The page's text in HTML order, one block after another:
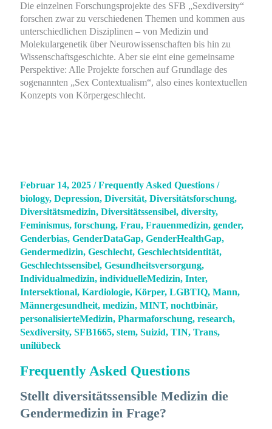
Die einzelnen Forschungsprojekte des SFB „Sexdiversity“
forschen zwar zu verschiedenen Themen und kommen aus
unterschiedlichen Disziplinen – von Medizin und
Molekulargenetik über Neurowissenschaften bis hin zu
Wissenschaftsgeschichte. Aber sie eint eine gemeinsame
Perspektive: Alle Projekte forschen auf Grundlage des
sogenannten „Sex Contextualism“, also eines kontextuellen
Konzepts von Körpergeschlecht.
Februar 14, 2025/Frequently Asked Questions /
biology,Depression,Diversität,Diversitätsforschung,
Diversitätsmedizin,Diversitätssensibel,diversity,
Feminismus,forschung,Frau,Frauenmedizin,gender,
Genderbias,GenderDataGap,GenderHealthGap,
Gendermedizin,Geschlecht,Geschlechtsidentität,
Geschlechtssensibel,Gesundheitsversorgung,
Individualmedizin,individuelleMedizin,Inter,
Intersektional,Kardiologie,Körper,LGBTIQ,Mann,
Männergesundheit,medizin,MINT,nochtbinär,
personalisierteMedizin,Pharmaforschung,research,
Sexdiversity,SFB1665,stem,Suizid,TIN,Trans,
unilübeck
Frequently Asked Questions
Stellt diversitätssensible Medizin die
Gendermedizin in Frage?